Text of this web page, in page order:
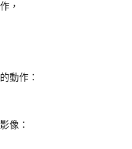
，
動作：
像：